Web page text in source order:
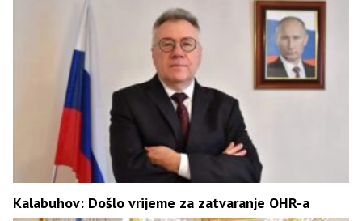
Kalabuhov: Došlo vrijeme za zatvaranje OHR-a